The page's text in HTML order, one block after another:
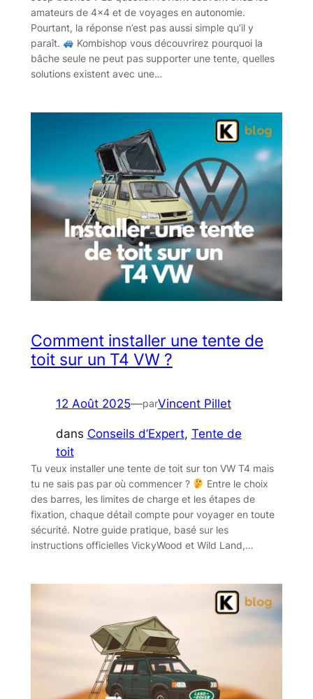
amateurs de 4×4 et de voyages en autonomie.
Pourtant, la réponse n’est pas aussi simple qu’il y
paraît.
Kombishop vous découvrirez pourquoi la
bâche seule ne peut pas supporter une tente, quelles
solutions existent avec une…
Comment installer une tente de
toit sur un T4 VW ?​
12 Août 2025—parVincent Pillet
dans Conseils d’Expert, Tente de
toit
Tu veux installer une tente de toit sur ton VW T4 mais
tu ne sais pas par où commencer ?
Entre le choix
des barres, les limites de charge et les étapes de
fixation, chaque détail compte pour voyager en toute
sécurité. Notre guide pratique, basé sur les
instructions officielles VickyWood et Wild Land,…